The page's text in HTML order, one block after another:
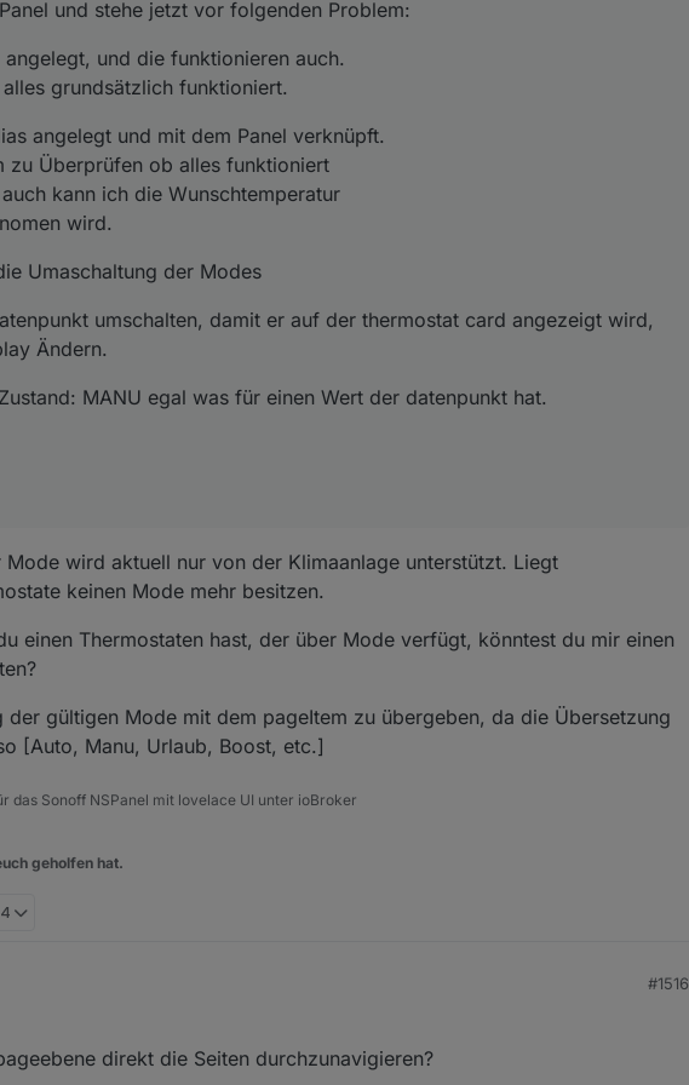
auch kann ich die Wunschtemperatur
ist die Umaschaltung der Modes
datenpunkt umschalten, damit er auf der thermostat card angezeigt wird, noch kann
Zustand: MANU egal was für einen Wert der datenpunkt hat.
und stehe jetzt vor folgenden Problem:
und die funktionieren auch.
grundsätzlich funktioniert.
angelegt und mit dem Panel verknüpft.
zu Überprüfen ob alles funktioniert
kann ich die Wunschtemperatur
wird.
Umaschaltung der Modes
umschalten, damit er auf der thermostat card angezeigt wird,
Ändern.
MANU egal was für einen Wert der datenpunkt hat.
wird aktuell nur von der Klimaanlage unterstützt. Liegt
keinen Mode mehr besitzen.
einen Thermostaten hast, der über Mode verfügt, könntest du mir einen
gültigen Mode mit dem pageItem zu übergeben, da die Übersetzung
[Auto, Manu, Urlaub, Boost, etc.]
das Sonoff NSPanel mit lovelace UI unter ioBroker
geholfen hat.
#1516
direkt die Seiten durchzunavigieren?